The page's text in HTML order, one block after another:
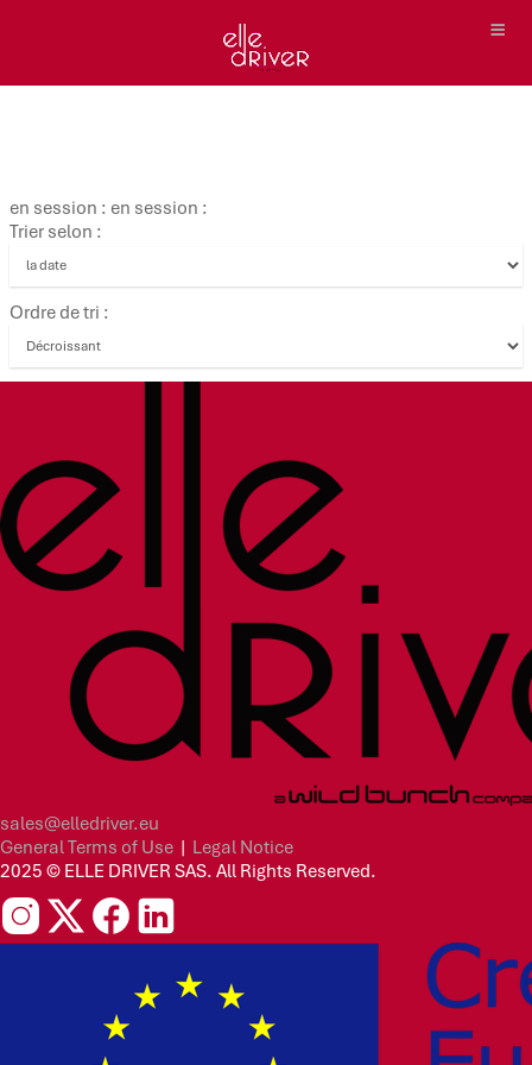
en session : en session :
Trier selon :
Ordre de tri :
sales@elledriver.eu
General Terms of Use | Legal Notice
2025 © ELLE DRIVER SAS. All Rights Reserved.